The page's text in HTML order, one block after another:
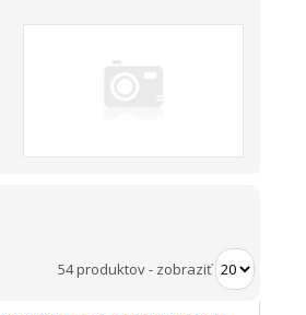
54 produktov- zobraziť